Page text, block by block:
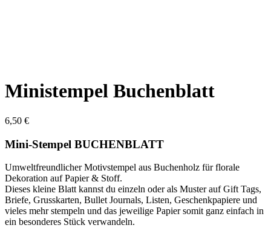
Ministempel Buchenblatt
6,50 €
Mini-Stempel BUCHENBLATT
Umweltfreundlicher Motivstempel aus Buchenholz für florale
Dekoration auf Papier & Stoff.
Dieses kleine Blatt kannst du einzeln oder als Muster auf Gift Tags,
Briefe, Grusskarten, Bullet Journals, Listen, Geschenkpapiere und
vieles mehr stempeln und das jeweilige Papier somit ganz einfach in
ein besonderes Stück verwandeln.